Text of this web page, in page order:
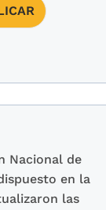
Nacional de
en la
las